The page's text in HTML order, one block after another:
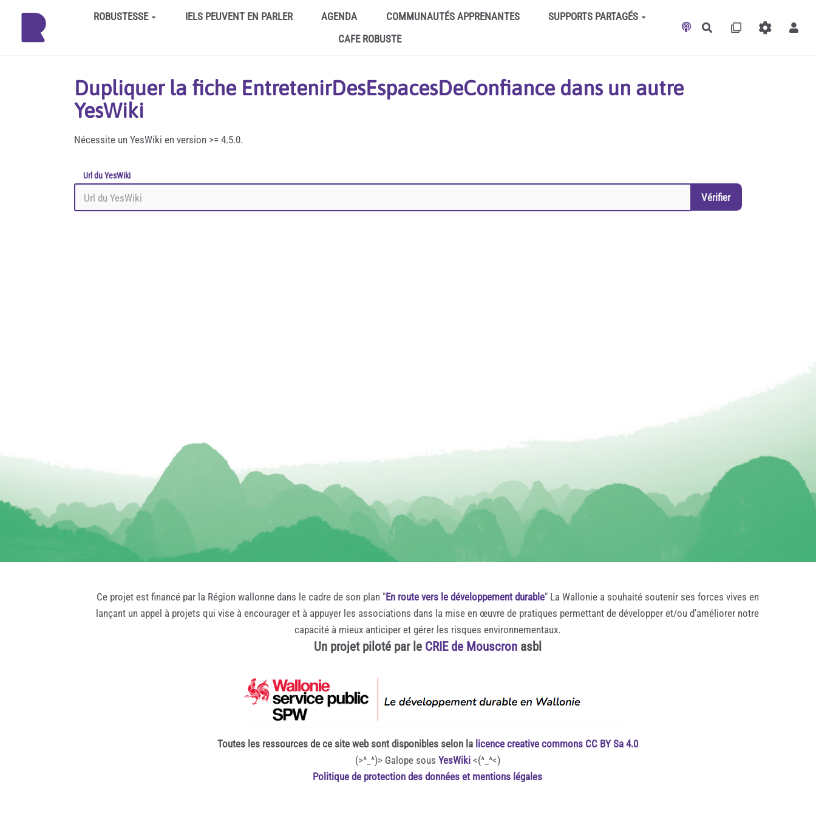
Aller au contenu principalROBUSTESSE IELS PEUVENT EN PARLER AGENDA COMMUNAUTÉS APPRENANTES
SUPPORTS PARTAGÉS
CAFE ROBUSTE
Rechercher
Dupliquer la fiche EntretenirDesEspacesDeConfiance dans un autre
YesWiki
Nécessite un YesWiki en version >= 4.5.0.
Url du YesWiki
Vérifier
Ce projet est financé par la Région wallonne dans le cadre de son plan "En route vers le développement durable" La Wallonie a souhaité soutenir ses forces vives en
lançant un appel à projets qui vise à encourager et à appuyer les associations dans la mise en œuvre de pratiques permettant de développer et/ou d’améliorer notre
capacité à mieux anticiper et gérer les risques environnementaux.
Un projet piloté par le CRIE de Mouscronasbl
Toutes les ressources de ce site web sont disponibles selon la licence creative commons CC BY Sa 4.0
(>^_^)> Galope sous YesWiki<(^_^<)
Politique de protection des données et mentions légales